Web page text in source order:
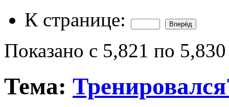
К странице:
Показано с 5,821 по
Тема: